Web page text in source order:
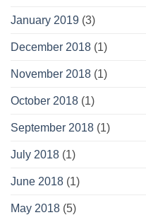
January 2019 (3)
December 2018 (1)
November 2018 (1)
October 2018 (1)
September 2018 (1)
July 2018 (1)
June 2018 (1)
May 2018 (5)